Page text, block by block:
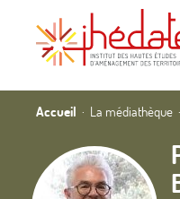
Accueil La médiathèque